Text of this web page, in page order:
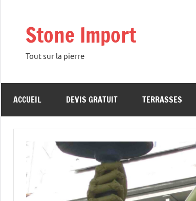
contenuStone Import
Tout sur la pierre
ACCUEIL DEVIS GRATUIT TERRASSES